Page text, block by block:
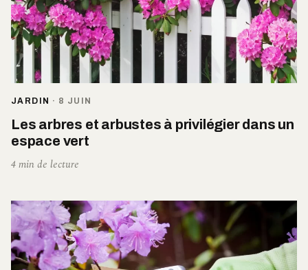
JARDIN · 8 JUIN
Les arbres et arbustes à privilégier dans un
espace vert
4 min de lecture